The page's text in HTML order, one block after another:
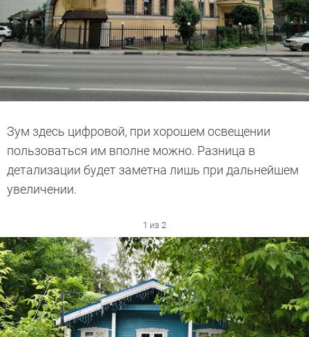
Зум здесь цифровой, при хорошем освещении
пользоваться им вполне можно. Разница в
детализации будет заметна лишь при дальнейшем
увеличении.
1 из 2